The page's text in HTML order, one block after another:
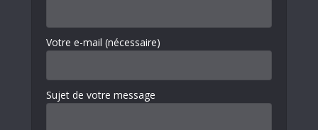
Votre e-mail (nécessaire)
Sujet de votre message